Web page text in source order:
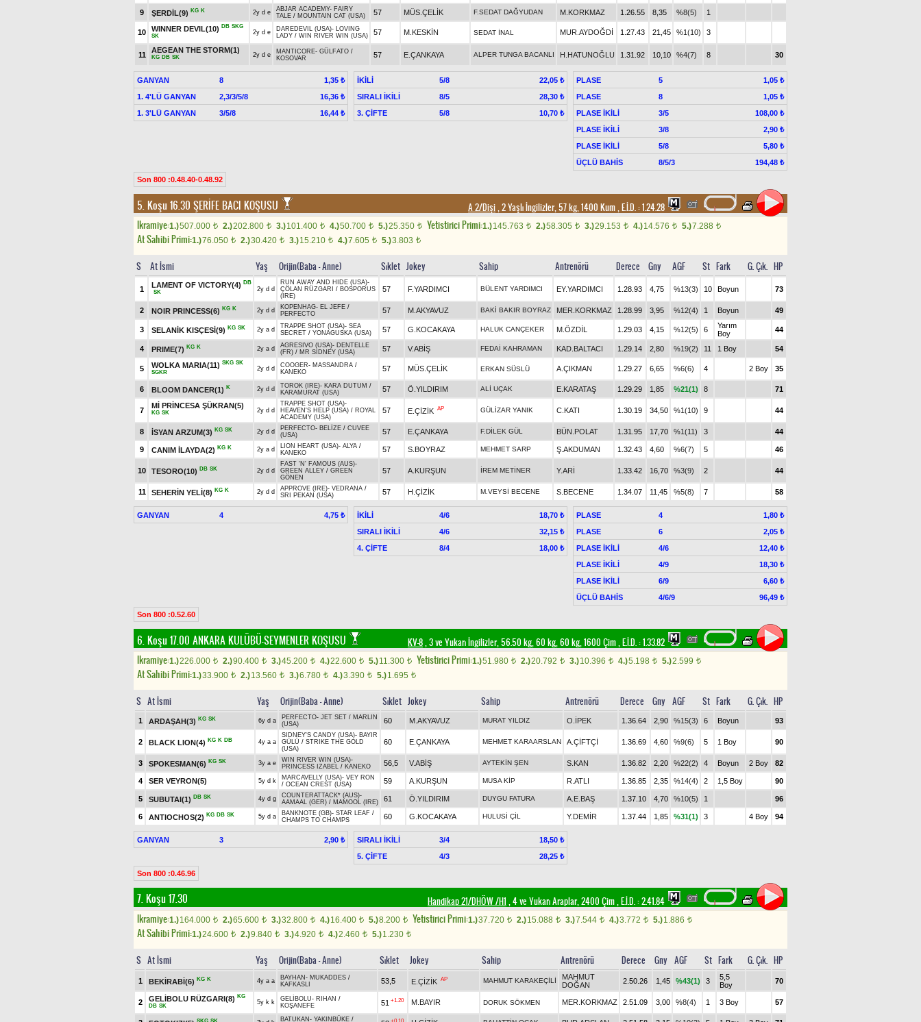
9 ŞERDİL(9) KG K 2y d e ABJAR ACADEMY- FAIRY
TALE / MOUNTAIN CAT (USA) 57 MÜS.ÇELİK F.SEDAT DAĞYUDAN M.KORKMAZ 1.26.55 8,35 %8(5) 1
10 WINNER DEVIL(10) DB SKG
SK
2y d e DAREDEVIL (USA)- LOVING
LADY / WIN RIVER WIN (USA) 57 M.KESKİN SEDAT İNAL MUR.AYDOĞDİ 1.27.43 21,45 %1(10) 3
11
AEGEAN THE STORM(1)
KG DB SK 2y d e MANTICORE- GÜLFATO /
KOSOVAR
57 E.ÇANKAYA ALPER TUNGA BACANLI H.HATUNOĞLU 1.31.92 10,10 %4(7) 8 30
GANYAN 8
1,35 ₺
1. 4'LÜ GANYAN
2,3/3/5/8
16,36 ₺
1. 3'LÜ GANYAN
3/5/8 16,44 ₺
İKİLİ 5/8
22,05 ₺
SIRALI İKİLİ
8/5
28,30 ₺
3. ÇİFTE
5/8 10,70 ₺
PLASE 5
1,05 ₺
PLASE
8
1,05 ₺
PLASE İKİLİ
3/5
108,00 ₺
PLASE İKİLİ
3/8
2,90 ₺
PLASE İKİLİ
5/8
5,80 ₺
ÜÇLÜ BAHİS
8/5/3 194,48 ₺
Son 800 :0.48.40-0.48.92
5. Koşu 16.30 ŞERİFE BACI KOŞUSU A 2/Dişi, 2 Yaşlı İngilizler, 57 kg, 1400 Kum,E.İ.D. :1.24.28
Ikramiye:1.)507.000 t 2.)202.800 t 3.)101.400 t 4.)50.700 t 5.)25.350 t Yetistirici Primi:1.)145.763 t 2.)58.305 t 3.)29.153 t 4.)14.576 t 5.)7.288 t
At Sahibi Primi:1.)76.050 t 2.)30.420 t 3.)15.210 t 4.)7.605 t 5.)3.803 t
S At İsmi Yaş Orijin(Baba - Anne) Sıklet Jokey Sahip Antrenörü Derece Gny AGF St Fark G. Çık. HP
1
LAMENT OF VICTORY(4) DB
SK
2y d d
RUN AWAY AND HIDE (USA)-
ÇÖLAN RÜZGARI
/ BOSPORUS
(IRE)
57 F.YARDIMCI BÜLENT YARDIMCI EY.YARDIMCI 1.28.93 4,75 %13(3) 10 Boyun 73
2 NOIR PRINCESS(6) KG K 2y d d KOPENHAG- EL JEFE /
PERFECTO
57 M.AKYAVUZ BAKİ BAKIR BOYRAZ MER.KORKMAZ 1.28.99 3,95 %12(4) 1 Boyun 49
3 SELANİK KISÇESİ(9) KG SK 2y a d TRAPPE SHOT (USA)- SEA
SECRET / YONAGUSKA (USA) 57 G.KOCAKAYA HALUK CANÇEKER M.ÖZDİL 1.29.03 4,15 %12(5) 6
Yarım
Boy
44
4 PRIME(7) KG K 2y a d AGRESIVO (USA)- DENTELLE
(FR) / MR SIDNEY (USA) 57 V.ABİŞ FEDAİ KAHRAMAN KAD.BALTACI 1.29.14 2,80 %19(2) 11 1 Boy 54
5 WOLKA MARIA(11) SKG SK
SGKR
2y d d COOGER- MASSANDRA /
KANEKO
57 MÜS.ÇELİK ERKAN SÜSLÜ A.ÇIKMAN 1.29.27 6,65 %6(6) 4 2 Boy 35
6 BLOOM DANCER(1) K 2y d d TOROK (IRE)- KARA DUTUM /
KARAMURAT (USA)
57 Ö.YILDIRIM ALİ UÇAK E.KARATAŞ 1.29.29 1,85 %21(1) 8 71
7
Mİ PRİNCESA ŞÜKRAN(5)
KG SK 2y d d
TRAPPE SHOT (USA)-
HEAVEN'S HELP (USA) / ROYAL
ACADEMY (USA)
57 E.ÇİZİK AP GÜLİZAR YANIK C.KATI 1.30.19 34,50 %1(10) 9 44
8 İSYAN ARZUM(3) KG SK 2y d d PERFECTO- BELİZE / CUVEE
(USA)
57 E.ÇANKAYA F.DİLEK GÜL BÜN.POLAT 1.31.95 17,70 %1(11) 3 44
9 CANIM İLAYDA(2) KG K 2y a d LION HEART (USA)- ALYA /
KANEKO
57 S.BOYRAZ MEHMET SARP Ş.AKDUMAN 1.32.43 4,60 %6(7) 5 46
10 TESORO(10) DB SK 2y d d
FAST 'N' FAMOUS (AUS)-
GREEN ALLEY / GREEN
GÖNEN
57 A.KURŞUN İREM METİNER Y.ARİ 1.33.42 16,70 %3(9) 2 44
11 SEHERİN YELİ(8) KG K 2y d d APPROVE (IRE)- VEDRANA /
SRI PEKAN (USA)
57 H.ÇİZİK M.VEYSİ BECENE S.BECENE 1.34.07 11,45 %5(8) 7 58
GANYAN 4 4,75 ₺ İKİLİ 4/6
18,70 ₺
SIRALI İKİLİ
4/6
32,15 ₺
4. ÇİFTE
8/4 18,00 ₺
PLASE 4
1,80 ₺
PLASE
6
2,05 ₺
PLASE İKİLİ
4/6
12,40 ₺
PLASE İKİLİ
4/9
18,30 ₺
PLASE İKİLİ
6/9
6,60 ₺
ÜÇLÜ BAHİS
4/6/9 96,49 ₺
Son 800 :0.52.60
6. Koşu 17.00 ANKARA KULÜBÜ-SEYMENLER KOŞUSU KV-8, 3 ve Yukarı İngilizler, 56.50 kg, 60 kg, 60 kg, 1600 Çim,E.İ.D. :1.33.82
Ikramiye:1.)226.000 t 2.)90.400 t 3.)45.200 t 4.)22.600 t 5.)11.300 t Yetistirici Primi:1.)51.980 t 2.)20.792 t 3.)10.396 t 4.)5.198 t 5.)2.599 t
At Sahibi Primi:1.)33.900 t 2.)13.560 t 3.)6.780 t 4.)3.390 t 5.)1.695 t
S At İsmi Yaş Orijin(Baba - Anne) Sıklet Jokey Sahip Antrenörü Derece Gny AGF St Fark G. Çık. HP
1 ARDAŞAH(3) KG SK 6y d a PERFECTO- JET SET / MARLIN
(USA)
60 M.AKYAVUZ MURAT YILDIZ O.İPEK 1.36.64 2,90 %15(3) 6 Boyun 93
2 BLACK LION(4) KG K DB 4y a a
SIDNEY'S CANDY (USA)- BAYIR
GÜLÜ / STRIKE THE GOLD
(USA)
60 E.ÇANKAYA MEHMET KARAARSLAN A.ÇİFTÇİ 1.36.69 4,60 %9(6) 5 1 Boy 90
3 SPOKESMAN(6) KG SK 3y a e WIN RIVER WIN (USA)-
PRINCESS IZABEL / KANEKO 56,5 V.ABİŞ AYTEKİN ŞEN S.KAN 1.36.82 2,20 %22(2) 4 Boyun 2 Boy 82
4 SER VEYRON(5) 5y d k MARCAVELLY (USA)- VEY RON
/ OCEAN CREST (USA) 59 A.KURŞUN MUSA KİP R.ATLI 1.36.85 2,35 %14(4) 2 1,5 Boy 90
5 SUBUTAI(1) DB SK 4y d g COUNTERATTACK* (AUS)-
AAMAAL (GER) / MAMOOL (IRE) 61 Ö.YILDIRIM DUYGU FATURA A.E.BAŞ 1.37.10 4,70 %10(5) 1 96
6 ANTIOCHOS(2) KG DB SK 5y d a BANKNOTE (GB)- STAR LEAF /
CHAMPS TO CHAMPS
60 G.KOCAKAYA HULUSİ ÇİL Y.DEMİR 1.37.44 1,85 %31(1) 3 4 Boy 94
GANYAN 3 2,90 ₺ SIRALI İKİLİ 3/4
18,50 ₺
5. ÇİFTE
4/3 28,25 ₺
Son 800 :0.46.96
7. Koşu 17.30 Handikap 21/DHÖW /H1 , 4 ve Yukarı Araplar, 2400 Çim,E.İ.D. :2.41.84
Ikramiye:1.)164.000 t 2.)65.600 t 3.)32.800 t 4.)16.400 t 5.)8.200 t Yetistirici Primi:1.)37.720 t 2.)15.088 t 3.)7.544 t 4.)3.772 t 5.)1.886 t
At Sahibi Primi:1.)24.600 t 2.)9.840 t 3.)4.920 t 4.)2.460 t 5.)1.230 t
S At İsmi Yaş Orijin(Baba - Anne) Sıklet Jokey Sahip Antrenörü Derece Gny AGF St Fark G. Çık. HP
1 BEKİRABİ(6) KG K 4y a a BAYHAN - MUKADDES /
KAFKASLI
53,5 E.ÇİZİK AP MAHMUT KARAKEÇİLİ
MAHMUT
DOĞAN
2.50.26 1,45 %43(1) 3
5,5
Boy
70
2 GELİBOLU RÜZGARI(8) KG
DB SK
5y k k GELİBOLU- RIHAN /
KOŞANEFE
51 +1.20 M.BAYIR DORUK SÖKMEN MER.KORKMAZ 2.51.09 3,00 %8(4) 1 3 Boy 57
BATUKAN - YAKINBÜKE /